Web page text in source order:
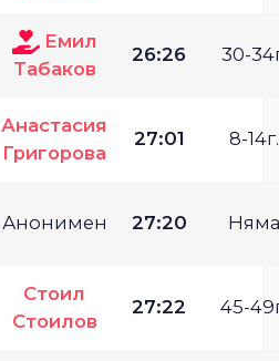
Емил
Табаков
26:26 30-
Анастасия
Григорова
27:01 8-14г.
Анонимен 27:20 Няма
Стоил
Стоилов
27:22 45-